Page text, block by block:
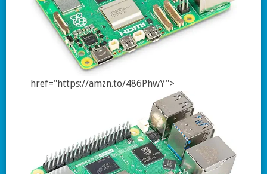
href="https://amzn.to/486PhwY">